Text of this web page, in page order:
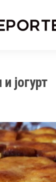
јогурт